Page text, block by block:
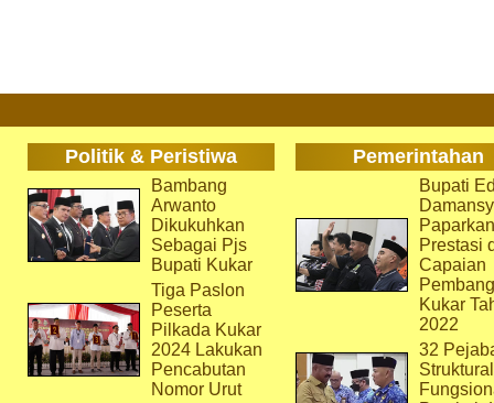
Politik & Peristiwa Pemerintahan
Bambang
Arwanto
Dikukuhkan
Sebagai Pjs
Bupati Kukar
Tiga Paslon
Peserta
Pilkada Kukar
2024 Lakukan
Pencabutan
Nomor Urut
Bupati
Paparkan
Prestasi
Capaian
Kukar
2022
32